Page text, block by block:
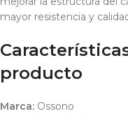
mayor resistencia y
producto
Marca: Ossono